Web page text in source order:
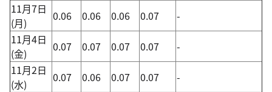
11月7日
(月)
0.06 0.06 0.06 0.07
-
11月4日
(金)
0.07 0.07 0.07 0.07
-
11月2日
(水)
0.07 0.06 0.07 0.07
-